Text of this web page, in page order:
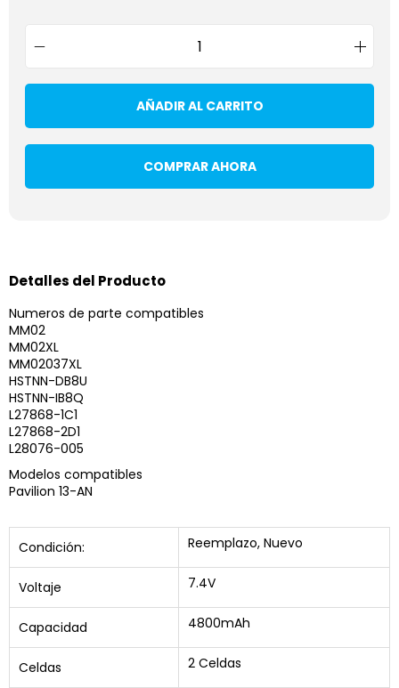
AÑADIR AL CARRITO
COMPRAR AHORA
Detalles del Producto
Numeros de parte compatibles
MM02
MM02XL
MM02037XL
HSTNN-DB8U
HSTNN-IB8Q
L27868-1C1
L27868-2D1
L28076-005
Modelos compatibles
Pavilion 13-AN
Condición: Reemplazo, Nuevo
Voltaje 7.4V
Capacidad 4800mAh
Celdas 2 Celdas